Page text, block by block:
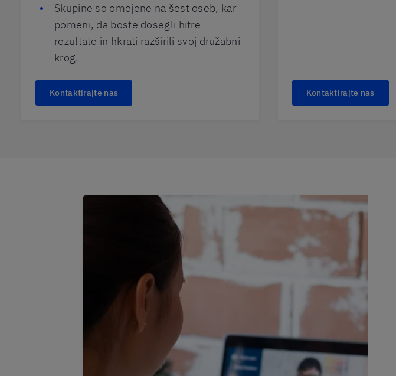
Skupine so omejene na šest oseb, kar
pomeni, da boste dosegli hitre
rezultate in hkrati razširili svoj družabni
krog.
Kontaktirajte nas Kontaktirajte nas